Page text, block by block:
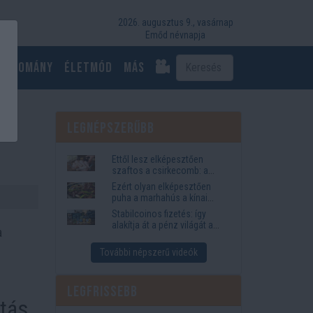
2026. augusztus 9., vasárnap
Emőd névnapja
Tudomány Életmód más
Ettől lesz elképesztően
szaftos a csirkecomb: a
sörös pác a titok
Ezért olyan elképesztően
puha a marhahús a kínai
éttermekben
Stabilcoinos fizetés: így
alakítja át a pénz világát a
Western Union
További népszerű videók